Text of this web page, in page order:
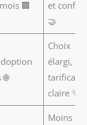
🏢
et
🤝
Choix
élargi,
claire 💡
Moins